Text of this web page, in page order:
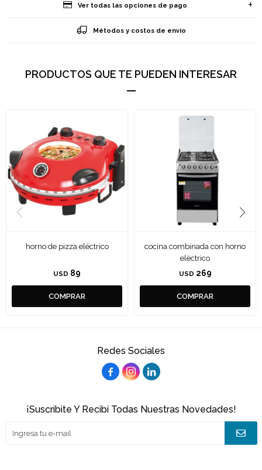
Ver todas las opciones de pago
Métodos y costos de envío
PRODUCTOS QUE TE PUEDEN INTERESAR
horno de pizza eléctrico
USD 89
cocina combinada con horno
eléctrico
USD 269
Redes Sociales
  
¡Suscribite Y Recibí Todas Nuestras Novedades!